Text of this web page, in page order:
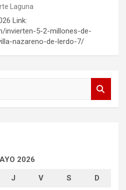
Laguna
Link:
invierten-5-2-millones-de-
nazareno-de-lerdo-7/
2026
J V S D